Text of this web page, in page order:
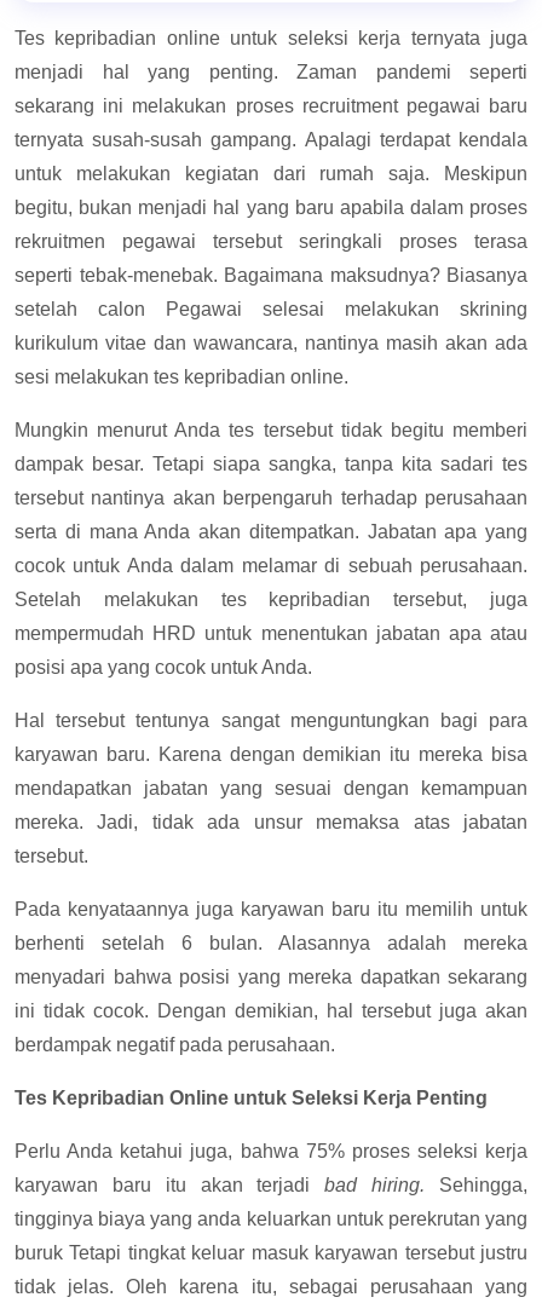
Tes kepribadian online untuk seleksi kerja ternyata juga
menjadi hal yang penting. Zaman pandemi seperti
sekarang ini melakukan proses recruitment pegawai baru
ternyata susah-susah gampang. Apalagi terdapat kendala
untuk melakukan kegiatan dari rumah saja. Meskipun
begitu, bukan menjadi hal yang baru apabila dalam proses
rekruitmen pegawai tersebut seringkali proses terasa
seperti tebak-menebak. Bagaimana maksudnya? Biasanya
setelah calon Pegawai selesai melakukan skrining
kurikulum vitae dan wawancara, nantinya masih akan ada
sesi melakukan tes kepribadian online.
Mungkin menurut Anda tes tersebut tidak begitu memberi
dampak besar. Tetapi siapa sangka, tanpa kita sadari tes
tersebut nantinya akan berpengaruh terhadap perusahaan
serta di mana Anda akan ditempatkan. Jabatan apa yang
cocok untuk Anda dalam melamar di sebuah perusahaan.
Setelah melakukan tes kepribadian tersebut, juga
mempermudah HRD untuk menentukan jabatan apa atau
posisi apa yang cocok untuk Anda.
Hal tersebut tentunya sangat menguntungkan bagi para
karyawan baru. Karena dengan demikian itu mereka bisa
mendapatkan jabatan yang sesuai dengan kemampuan
mereka. Jadi, tidak ada unsur memaksa atas jabatan
tersebut.
Pada kenyataannya juga karyawan baru itu memilih untuk
berhenti setelah 6 bulan. Alasannya adalah mereka
menyadari bahwa posisi yang mereka dapatkan sekarang
ini tidak cocok. Dengan demikian, hal tersebut juga akan
berdampak negatif pada perusahaan.
Tes Kepribadian Online untuk Seleksi Kerja Penting
Perlu Anda ketahui juga, bahwa 75% proses seleksi kerja
karyawan baru itu akan terjadibad hiring. Sehingga,
tingginya biaya yang anda keluarkan untuk perekrutan yang
buruk Tetapi tingkat keluar masuk karyawan tersebut justru
tidak jelas. Oleh karena itu, sebagai perusahaan yang